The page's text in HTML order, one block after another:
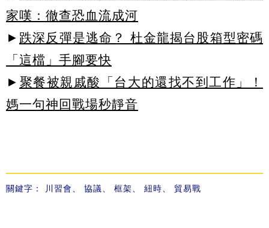
家嘆：徹查恐血流成河
► 跌深反彈是逃命？ 杜金龍揭台股箱型密碼
「這檔」手腳要快
► 聚餐被親戚酸「台大的還找不到工作」！
媽一句神回戰場秒靜音
關鍵字： 川習會、 協議、 框架、 紐時、 貿易戰